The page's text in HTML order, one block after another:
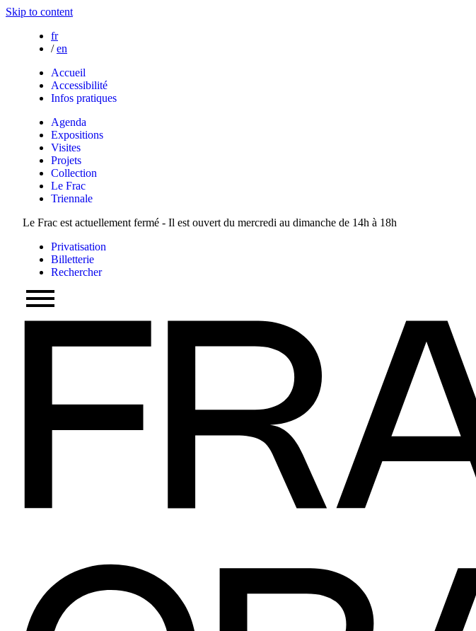
Skip to content
fr
/ en
Accueil
Accessibilité
Infos pratiques
Agenda
Expositions
Visites
Projets
Collection
Le Frac
Triennale
Le Frac est actuellement fermé - Il est ouvert du mercredi au dimanche de 14h à 18h
Privatisation
Billetterie
Rechercher